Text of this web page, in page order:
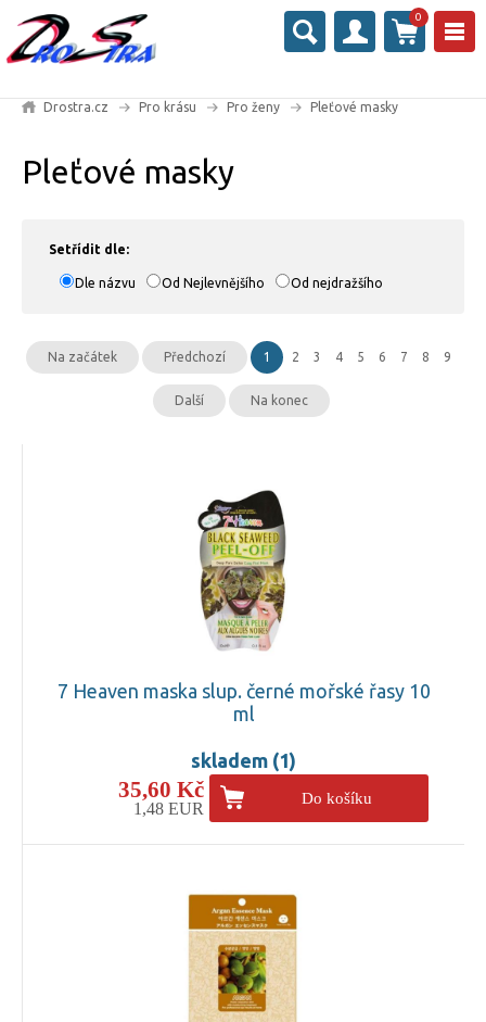
0
Drostra.cz Pro krásu Pro ženy Pleťové masky
Pleťové masky
Setřídit dle:
Dle názvu Od Nejlevnějšího Od nejdražšího
Na začátek Předchozí 1 2 3 4 5 6 7 8 9
Další Na konec
7 Heaven maska slup. černé mořské řasy 10
ml
skladem (1)
35,60 Kč
1,48 EUR
Do košíku